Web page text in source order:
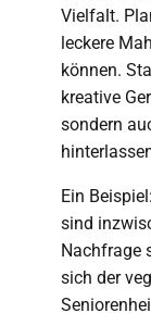
Vielfalt.
leckere
können.
kreative
sondern
Ein
sind
Nachfrage
sich der